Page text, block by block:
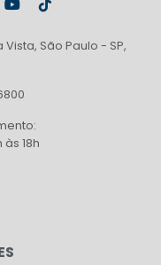
São Paulo - SP,
18h